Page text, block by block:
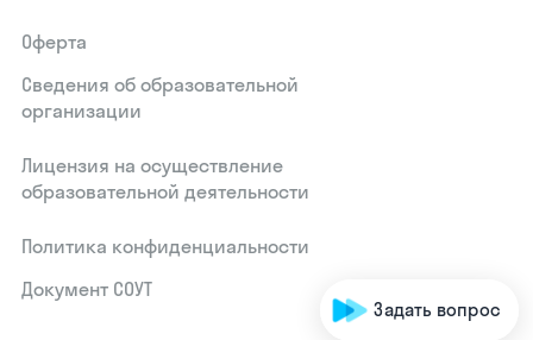
Оферта
Сведения об образовательной
организации
Лицензия на осуществление
образовательной деятельности
Политика конфиденциальности
Документ СОУТ
Задать вопрос